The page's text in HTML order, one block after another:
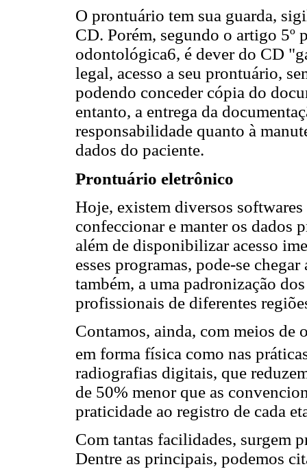
O prontuário tem sua guarda,
CD. Porém, segundo o artigo
odontológica6, é dever do CD
legal, acesso a seu prontuário,
podendo conceder cópia do
entanto, a entrega da
responsabilidade quanto à
dados do paciente.
Prontuário eletrônico
Hoje, existem diversos
confeccionar e manter os dados
além de disponibilizar acesso
esses programas, pode-se
também, a uma padronização
profissionais de diferentes
Contamos, ainda, com meios de
em forma física como nas
radiografias digitais, que
de 50% menor que as
praticidade ao registro de cada
Com tantas facilidades, surgem
Dentre as principais, podemos